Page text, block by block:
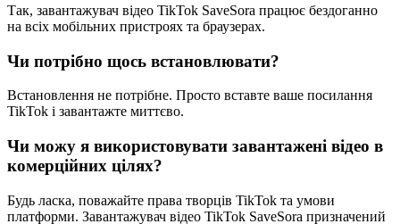
Так, завантажувач відео TikTok SaveSora працює бездоганно
на всіх мобільних пристроях та браузерах.
Чи потрібно щось встановлювати?
Встановлення не потрібне. Просто вставте ваше посилання
TikTok і завантажте миттєво.
Чи можу я використовувати завантажені відео в
комерційних цілях?
Будь ласка, поважайте права творців TikTok та умови
платформи. Завантажувач відео TikTok SaveSora призначений